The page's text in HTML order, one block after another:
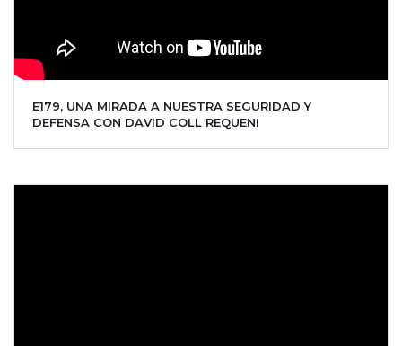
E179, UNA MIRADA A NUESTRA SEGURIDAD Y
DEFENSA CON DAVID COLL REQUENI